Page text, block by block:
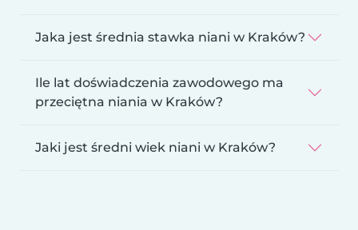
Jaka jest średnia stawka niani w Kraków?
Ile lat doświadczenia zawodowego ma
przeciętna niania w Kraków?
Jaki jest średni wiek niani w Kraków?